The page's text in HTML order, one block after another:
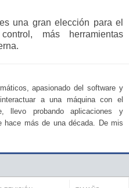
una gran elección para el
más herramientas
apasionado del software y
a una máquina con el
llevo probando aplicaciones y
hace más de una década. De mis